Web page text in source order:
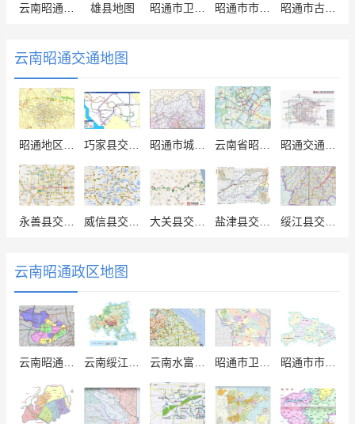
雄县地图 昭通市古城区地图
云南昭通交通地图
昭通市城区交通加油图
云南昭通政区地图
云南昭通市区地图 云南绥江县行政区划地图 云南水富县行政区划图 昭通市卫星图 昭通市市区地图